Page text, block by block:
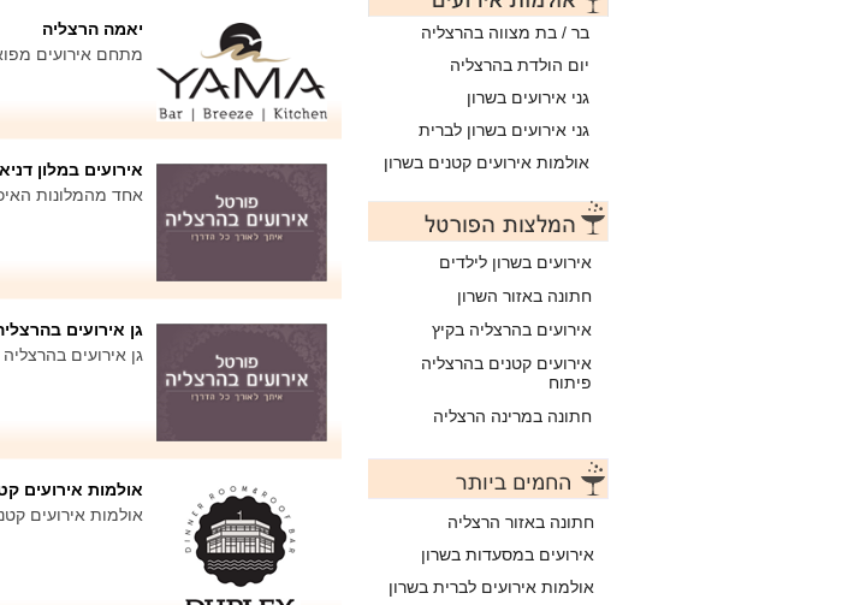
בר / בת מצווה בהרצליה
יום הולדת בהרצליה
גני אירועים בשרון
גני אירועים בשרון לברית
אולמות אירועים קטנים בשרון
אירועים בשרון לילדים
חתונה באזור השרון
אירועים בהרצליה בקיץ
אירועים קטנים בהרצליה
פיתוח
חתונה במרינה הרצליה
חתונה באזור הרצליה
אירועים במסעדות בשרון
אולמות אירועים לברית בשרון
יאמה הרצליה
מתחם אירועים
אירועים במלון
אחד מהמלונות
גן אירועים
גן אירועים
אולמות אירועים
אולמות אירועים